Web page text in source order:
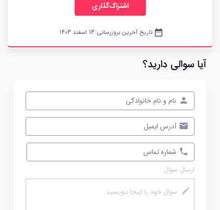
اشتراک‌گذاری
date_range تاریخ آخرین بروزرسانی:13 اسفند 1403
آیا سوالی دارید؟
ارسال سوال